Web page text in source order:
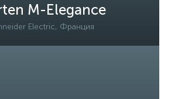
M-Elegance
Electric, Франция